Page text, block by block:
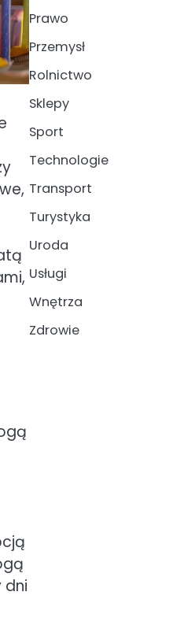
dni
Prawo
Przemysł
Rolnictwo
Sklepy
Sport
Technologie
Transport
Turystyka
Uroda
Usługi
Wnętrza
Zdrowie